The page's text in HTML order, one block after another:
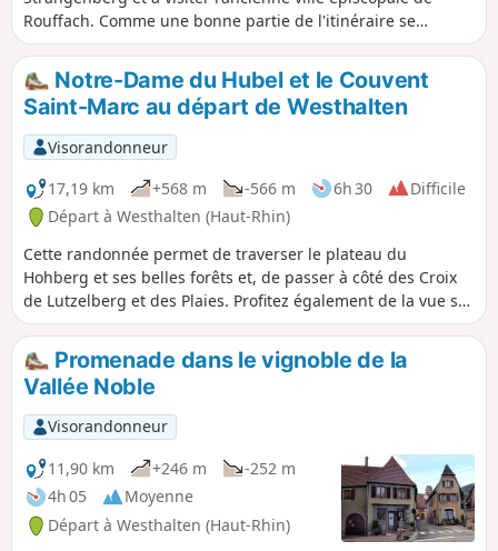
Rouffach. Comme une bonne partie de l'itinéraire se
déroule dans le vignoble, il faut s'attendre, par endroits, à
des chemins viticoles pavés ou bétonnés.
Notre-Dame du Hubel et le Couvent
Saint-Marc au départ de Westhalten
Visorandonneur
17,19 km
+568 m -566 m 6h 30
Difficile
Départ à Westhalten (Haut-Rhin)
Cette randonnée permet de traverser le plateau du
Hohberg et ses belles forêts et, de passer à côté des Croix
de Lutzelberg et des Plaies. Profitez également de la vue sur
la plaine avant Notre-Dame du Hubel et de la beauté de la
forêt dans le plateau du Hohberg.
Promenade dans le vignoble de la
Vallée Noble
Visorandonneur
11,90 km
+246 m
-252 m
4h 05
Moyenne
Départ à Westhalten (Haut-Rhin)